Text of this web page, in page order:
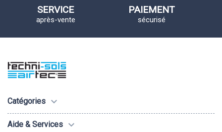
SERVICE
après-vente
PAIEMENT
sécurisé
Catégories 
Aide & Services 